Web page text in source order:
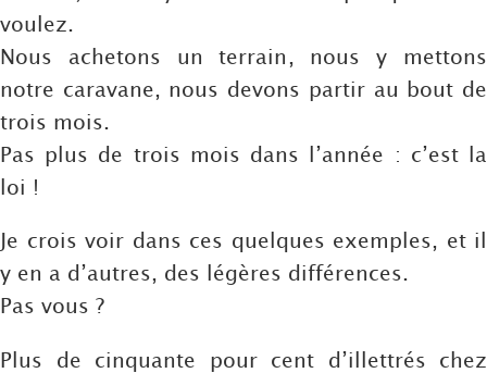
voulez.
Nous achetons un terrain, nous y mettons
notre caravane, nous devons partir au bout de
trois mois.
Pas plus de trois mois dans l’année : c’est la
loi !
Je crois voir dans ces quelques exemples, et il
y en a d’autres, des légères différences.
Pas vous ?
Plus de cinquante pour cent d’illettrés chez